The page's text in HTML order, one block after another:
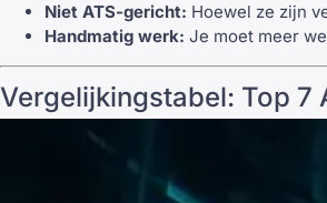
Niet ATS-gericht: Hoewel ze zijn
Handmatig werk: Je moet meer
Vergelijkingstabel: Top